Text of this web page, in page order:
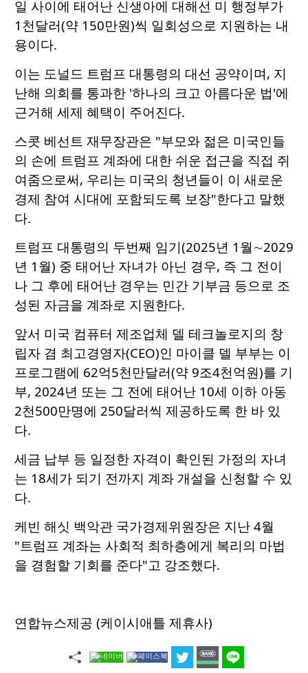
일 사이에 태어난 신생아에 대해선 미 행정부가
1천달러(약 150만원)씩 일회성으로 지원하는 내
용이다.
이는 도널드 트럼프 대통령의 대선 공약이며, 지
난해 의회를 통과한 '하나의 크고 아름다운 법'에
근거해 세제 혜택이 주어진다.
스콧 베선트 재무장관은 "부모와 젊은 미국인들
의 손에 트럼프 계좌에 대한 쉬운 접근을 직접 쥐
여줌으로써, 우리는 미국의 청년들이 이 새로운
경제 참여 시대에 포함되도록 보장"한다고 말했
다.
트럼프 대통령의 두번째 임기(2025년 1월∼2029
년 1월) 중 태어난 자녀가 아닌 경우, 즉 그 전이
나 그 후에 태어난 경우는 민간 기부금 등으로 조
성된 자금을 계좌로 지원한다.
앞서 미국 컴퓨터 제조업체 델 테크놀로지의 창
립자 겸 최고경영자(CEO)인 마이클 델 부부는 이
프로그램에 62억5천만달러(약 9조4천억원)를 기
부, 2024년 또는 그 전에 태어난 10세 이하 아동
2천500만명에 250달러씩 제공하도록 한 바 있
다.
세금 납부 등 일정한 자격이 확인된 가정의 자녀
는 18세가 되기 전까지 계좌 개설을 신청할 수 있
다.
케빈 해싯 백악관 국가경제위원장은 지난 4월
"트럼프 계좌는 사회적 최하층에게 복리의 마법
을 경험할 기회를 준다"고 강조했다.
연합뉴스제공 (케이시애틀 제휴사)